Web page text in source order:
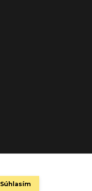
Súhlasím